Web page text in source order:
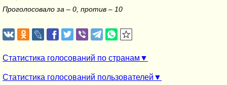
Проголосовало за – 0, против – 10
Статистика голосований по странам
Статистика голосований пользователей